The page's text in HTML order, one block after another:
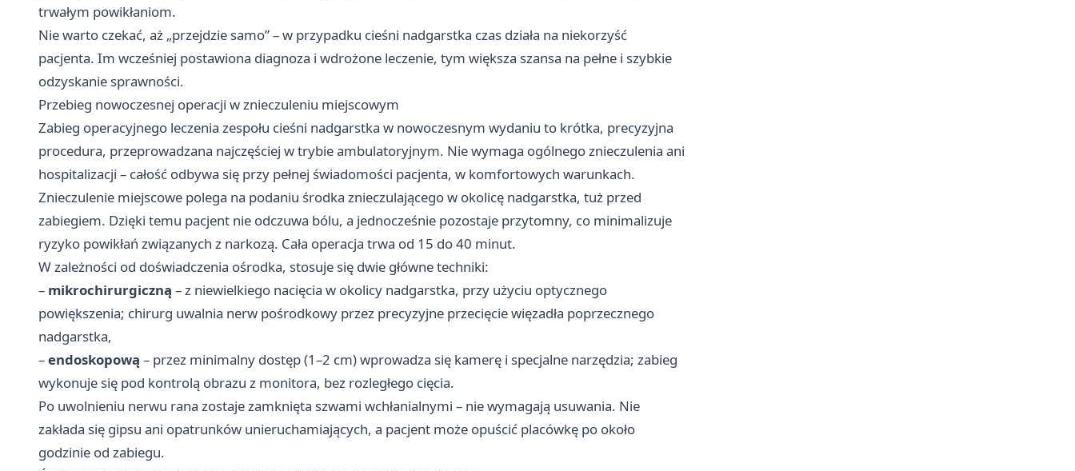
trwałym powikłaniom.
Nie warto czekać, aż „przejdzie samo” – w przypadku cieśni nadgarstka czas działa na niekorzyść
pacjenta. Im wcześniej postawiona diagnoza i wdrożone leczenie, tym większa szansa na pełne i szybkie
odzyskanie sprawności.
Przebieg nowoczesnej operacji w znieczuleniu miejscowym
Zabieg operacyjnego leczenia zespołu cieśni nadgarstka w nowoczesnym wydaniu to krótka, precyzyjna
procedura, przeprowadzana najczęściej w trybie ambulatoryjnym. Nie wymaga ogólnego znieczulenia ani
hospitalizacji – całość odbywa się przy pełnej świadomości pacjenta, w komfortowych warunkach.
Znieczulenie miejscowe polega na podaniu środka znieczulającego w okolicę nadgarstka, tuż przed
zabiegiem. Dzięki temu pacjent nie odczuwa bólu, a jednocześnie pozostaje przytomny, co minimalizuje
ryzyko powikłań związanych z narkozą. Cała operacja trwa od 15 do 40 minut.
W zależności od doświadczenia ośrodka, stosuje się dwie główne techniki:
– mikrochirurgiczną – z niewielkiego nacięcia w okolicy nadgarstka, przy użyciu optycznego
powiększenia; chirurg uwalnia nerw pośrodkowy przez precyzyjne przecięcie więzadła poprzecznego
nadgarstka,
–endoskopową – przez minimalny dostęp (1–2 cm) wprowadza się kamerę i specjalne narzędzia; zabieg
wykonuje się pod kontrolą obrazu z monitora, bez rozległego cięcia.
Po uwolnieniu nerwu rana zostaje zamknięta szwami wchłanialnymi – nie wymagają usuwania. Nie
zakłada się gipsu ani opatrunków unieruchamiających, a pacjent może opuścić placówkę po około
godzinie od zabiegu.